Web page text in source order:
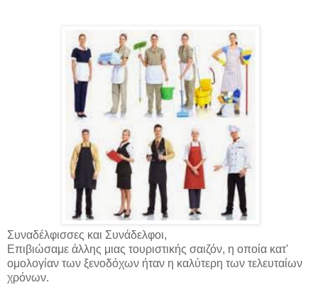
Συναδέλφισσες και Συνάδελφοι,
Επιβιώσαμε άλλης μιας τουριστικής σαιζόν, η οποία κατ'
ομολογίαν των ξενοδόχων ήταν η καλύτερη των τελευταίων
χρόνων.